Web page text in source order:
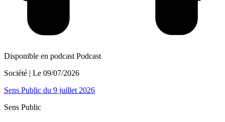
Disponible en podcast Podcast
Société | Le 09/07/2026
Sens Public du 9 juillet 2026
Sens Public